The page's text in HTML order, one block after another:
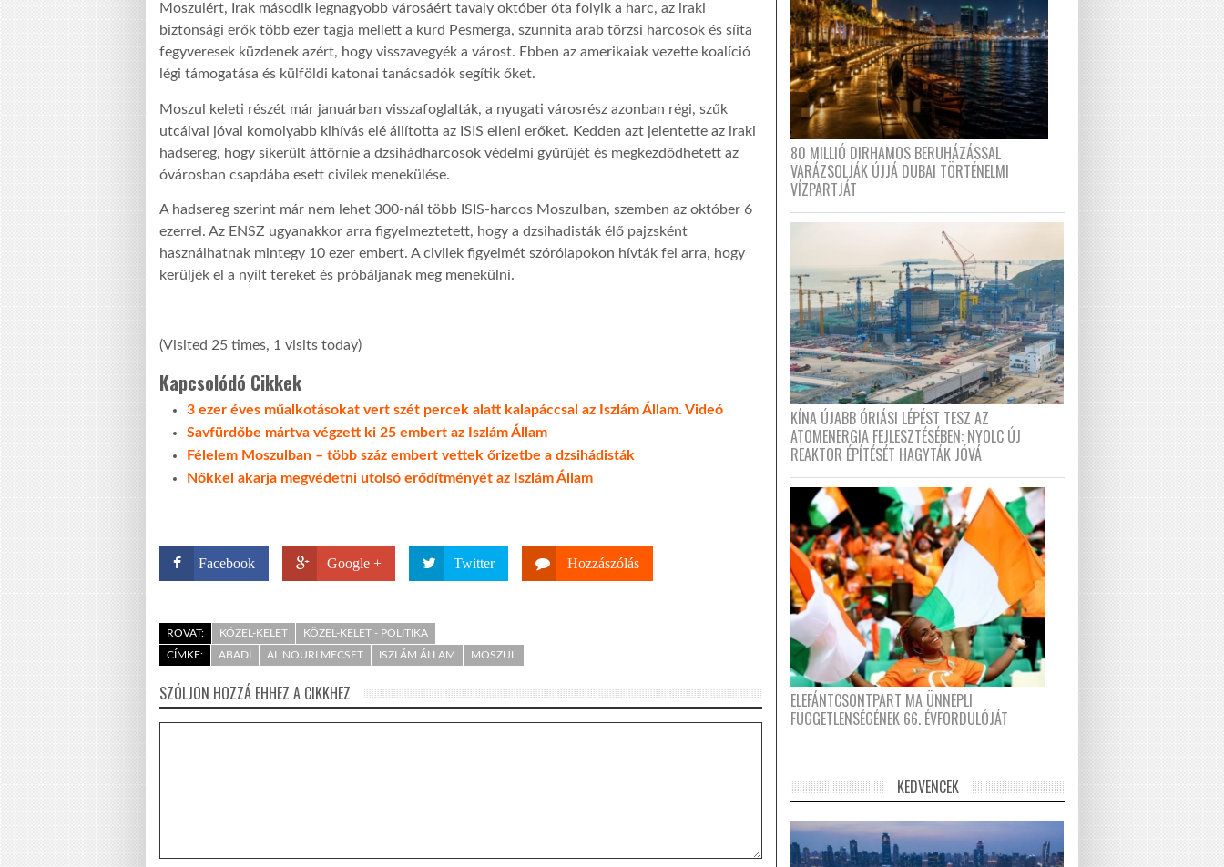
Moszulért, Irak második legnagyobb városáért tavaly október óta folyik a harc, az iraki
biztonsági erők több ezer tagja mellett a kurd Pesmerga, szunnita arab törzsi harcosok és síita
fegyveresek küzdenek azért, hogy visszavegyék a várost. Ebben az amerikaiak vezette koalíció
légi támogatása és külföldi katonai tanácsadók segítik őket.
Moszul keleti részét már januárban visszafoglalták, a nyugati városrész azonban régi, szűk
utcáival jóval komolyabb kihívás elé állította az ISIS elleni erőket. Kedden azt jelentette az iraki
hadsereg, hogy sikerült áttörnie a dzsihádharcosok védelmi gyűrűjét és megkezdődhetett az
óvárosban csapdába esett civilek menekülése.
A hadsereg szerint már nem lehet 300-nál több ISIS-harcos Moszulban, szemben az október 6
ezerrel. Az ENSZ ugyanakkor arra figyelmeztetett, hogy a dzsihadisták élő pajzsként
használhatnak mintegy 10 ezer embert. A civilek figyelmét szórólapokon hívták fel arra, hogy
kerüljék el a nyílt tereket és próbáljanak meg menekülni.
(Visited 25 times, 1 visits today)
Kapcsolódó Cikkek
3 ezer éves műalkotásokat vert szét percek alatt kalapáccsal az Iszlám Állam. Videó
Savfürdőbe mártva végzett ki 25 embert az Iszlám Állam
Félelem Moszulban – több száz embert vettek őrizetbe a dzsihádisták
Nőkkel akarja megvédetni utolsó erődítményét az Iszlám Állam
Facebook Google + Twitter Hozzászólás
ROVAT: KÖZEL-KELET
KÖZEL-KELET - POLITIKA
CÍMKE:
ABADI AL NOURI MECSET ISZLÁM ÁLLAM MOSZUL
SZÓLJON HOZZÁ EHHEZ A CIKKHEZ
80 MILLIÓ DIRHAMOS BERUHÁZÁSSAL
VARÁZSOLJÁK ÚJJÁ DUBAI TÖRTÉNELMI
VÍZPARTJÁT
KÍNA ÚJABB ÓRIÁSI LÉPÉST TESZ AZ
ATOMENERGIA FEJLESZTÉSÉBEN: NYOLC ÚJ
REAKTOR ÉPÍTÉSÉT HAGYTÁK JÓVÁ
ELEFÁNTCSONTPART MA ÜNNEPLI
FÜGGETLENSÉGÉNEK 66. ÉVFORDULÓJÁT
KEDVENCEK